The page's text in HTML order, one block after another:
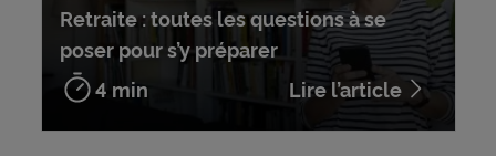
Retraite : toutes les questions à se
poser pour s’y préparer
4 min
Lire l’article